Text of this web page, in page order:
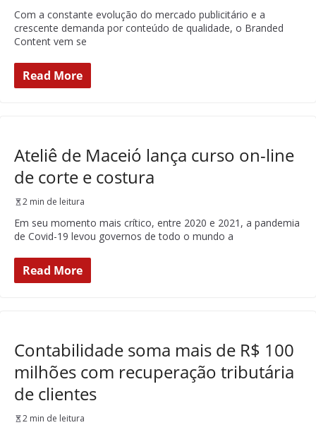
Com a constante evolução do mercado publicitário e a
crescente demanda por conteúdo de qualidade, o Branded
Content vem se
Read More
Ateliê de Maceió lança curso on-line
de corte e costura
2 min de leitura
Em seu momento mais crítico, entre 2020 e 2021, a pandemia
de Covid-19 levou governos de todo o mundo a
Read More
Contabilidade soma mais de R$ 100
milhões com recuperação tributária
de clientes
2 min de leitura